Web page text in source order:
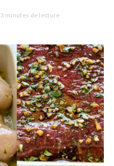
3 minutes de lecture